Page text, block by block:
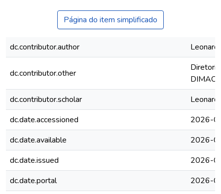
Página do item simplificado
dc.contributor.author
dc.contributor.other
DIMAC
dc.contributor.scholar
dc.date.accessioned
2026-
dc.date.available
2026-
dc.date.issued
2026-
dc.date.portal
2026-